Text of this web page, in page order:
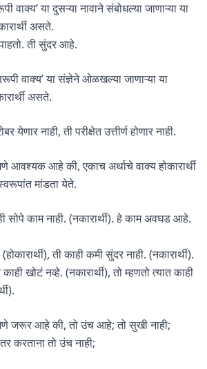
वाक्य’ या दुसऱ्या नावाने संबोधल्या जाणाऱ्या या
असते.
ती सुंदर आहे.
वाक्य’ या संज्ञेने ओळखल्या जाणाऱ्या या
असते.
येणार नाही, ती परीक्षेत उत्तीर्ण होणार नाही.
आवश्यक आहे की, एकाच अर्थाचे वाक्य होकारार्थी
मांडता येते.
सोपे काम नाही. (नकारार्थी). हे काम अवघड आहे.
ती काही कमी सुंदर नाही. (नकारार्थी).
खोटं नव्हे. (नकारार्थी), तो म्हणतो त्यात काही
जरूर आहे की, तो उंच आहे; तो सुखी नाही;
करताना तो उंच नाही;